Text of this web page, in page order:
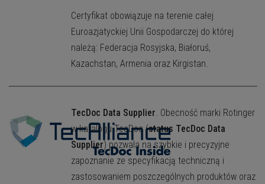
Certyfikat obowiązuje na terenie całej
Euroazjatyckiej Unii Gospodarczej do której
należą: Federacja Rosyjska, Białoruś,
Kazachstan, Armenia oraz Kirgistan.
TecDoc Data Supplier. Obecność marki Rotinger
w katalogu TecDoc (status TecDoc Data
Supplier) pozwala na szybkie i precyzyjne
zapoznanie ze specyfikacją techniczną i
zastosowaniem poszczególnych produktów oraz